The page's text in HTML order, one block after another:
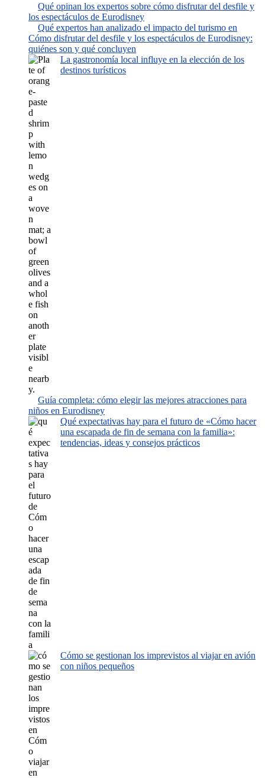
Qué opinan los expertos sobre cómo disfrutar del desfile y
los espectáculos de Eurodisney
Qué expertos han analizado el impacto del turismo en
Cómo disfrutar del desfile y los espectáculos de Eurodisney:
quiénes son y qué concluyen
La gastronomía local influye en la elección de los
destinos turísticos
Guía completa: cómo elegir las mejores atracciones para
niños en Eurodisney
Qué expectativas hay para el futuro de «Cómo hacer
una escapada de fin de semana con la familia»:
tendencias, ideas y consejos prácticos
Cómo se gestionan los imprevistos al viajar en avión
con niños pequeños